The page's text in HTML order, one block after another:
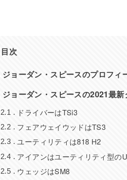
目次
ジョーダン・スピースのプロフィ
ジョーダン・スピースの2021最
2.1 ドライバーはTSi3
2.2 フェアウェイウッドはTS3
2.3 ユーティリティは818 H2
2.4 アイアンはユーティリティ型の
2.5 ウェッジはSM8